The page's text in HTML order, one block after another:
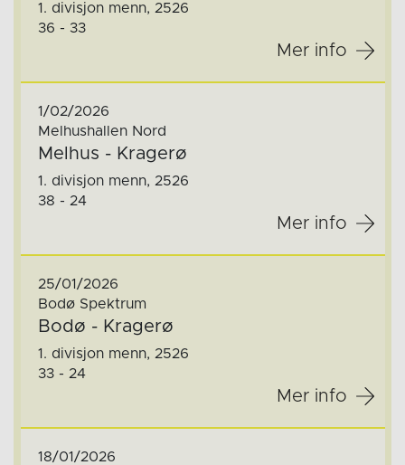
1. divisjon menn, 2526
36 - 33
Mer info
1/02/2026
Melhushallen Nord
Melhus - Kragerø
1. divisjon menn, 2526
38 - 24
Mer info
25/01/2026
Bodø Spektrum
Bodø - Kragerø
1. divisjon menn, 2526
33 - 24
Mer info
18/01/2026